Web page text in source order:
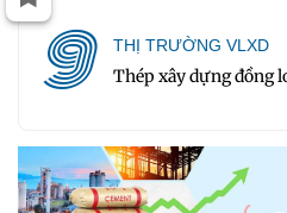
9 THỊ TRƯỜNG VLXD
Thép xây dựng đồng